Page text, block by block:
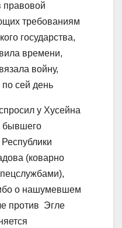
правовой
требованиям
государства,
времени,
войну,
по сей день
у Хусейна
бывшего
(коварно
о нашумевшем
против Эгле